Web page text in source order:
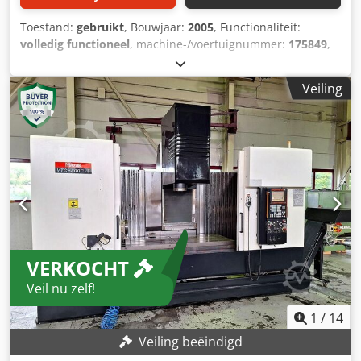
Toestand: gebruikt, Bouwjaar: 2005, Functionaliteit:
volledig functioneel, machine-/voertuignummer: 175849,
1.740 mm
760 mm, verplaatsingsafstand Z-as:840 mm, controller
model:PC Fusion 640 M, totale hoogte:4.450 mm, totale
lengte:
3.300 mm , totale breedte:2.900 mm,
totaalgewicht: 11.500 kg, spilsnelheid (max.): 12.000 rpm,
3-assig bewerkingscentrum MAZAK - VTC 300C-II Fabrikant:
MAZAK Type: VTC 300C-II Besturing: PC Fusion 640M
Csdpeyanuhsfx Ag Asha Bouwjaar: 2005 Hogedruk interne
koeling (IKZ): 15 bar Tafellengte: 2000 mm Tafelbreedte:
760 mm Aandrijving X-as: 36.000 mm/min. Aandrijving Y-
as: 36.000 mm/min. Aandrijving Z-as: 36.000 mm/min.
Gereedschapopname: SK 40 Spindelvermogen: 15 kW
Toerental: 12.000 toeren/min Gereedschapswisselaar: 30
plaatsen Interne koeling: Ja Aantal aangestuurde assen: 3
Spanentransporteur: Ja Koelinstallatie: Ja Lengte: 4.450
mm Breedte: 3.300 mm Hoogte: 2.900 mm Kan onder
stroom bezichtigd worden.
Veiling
VERKOCHT
Veil nu zelf!
1 / 14
Veiling beëindigd